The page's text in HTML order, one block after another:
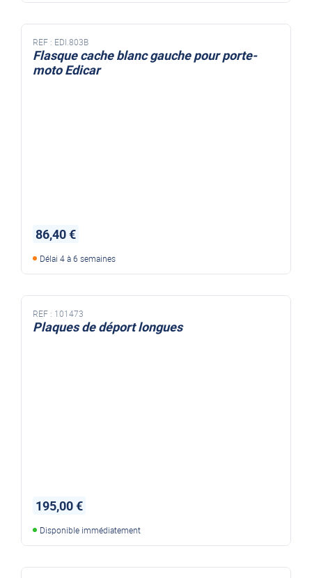
REF : EDI.803B
Flasque cache blanc gauche pour porte-
moto Edicar
86,40 €
Délai 4 à 6 semaines
REF : 101473
Plaques de déport longues
195,00 €
Disponible immédiatement